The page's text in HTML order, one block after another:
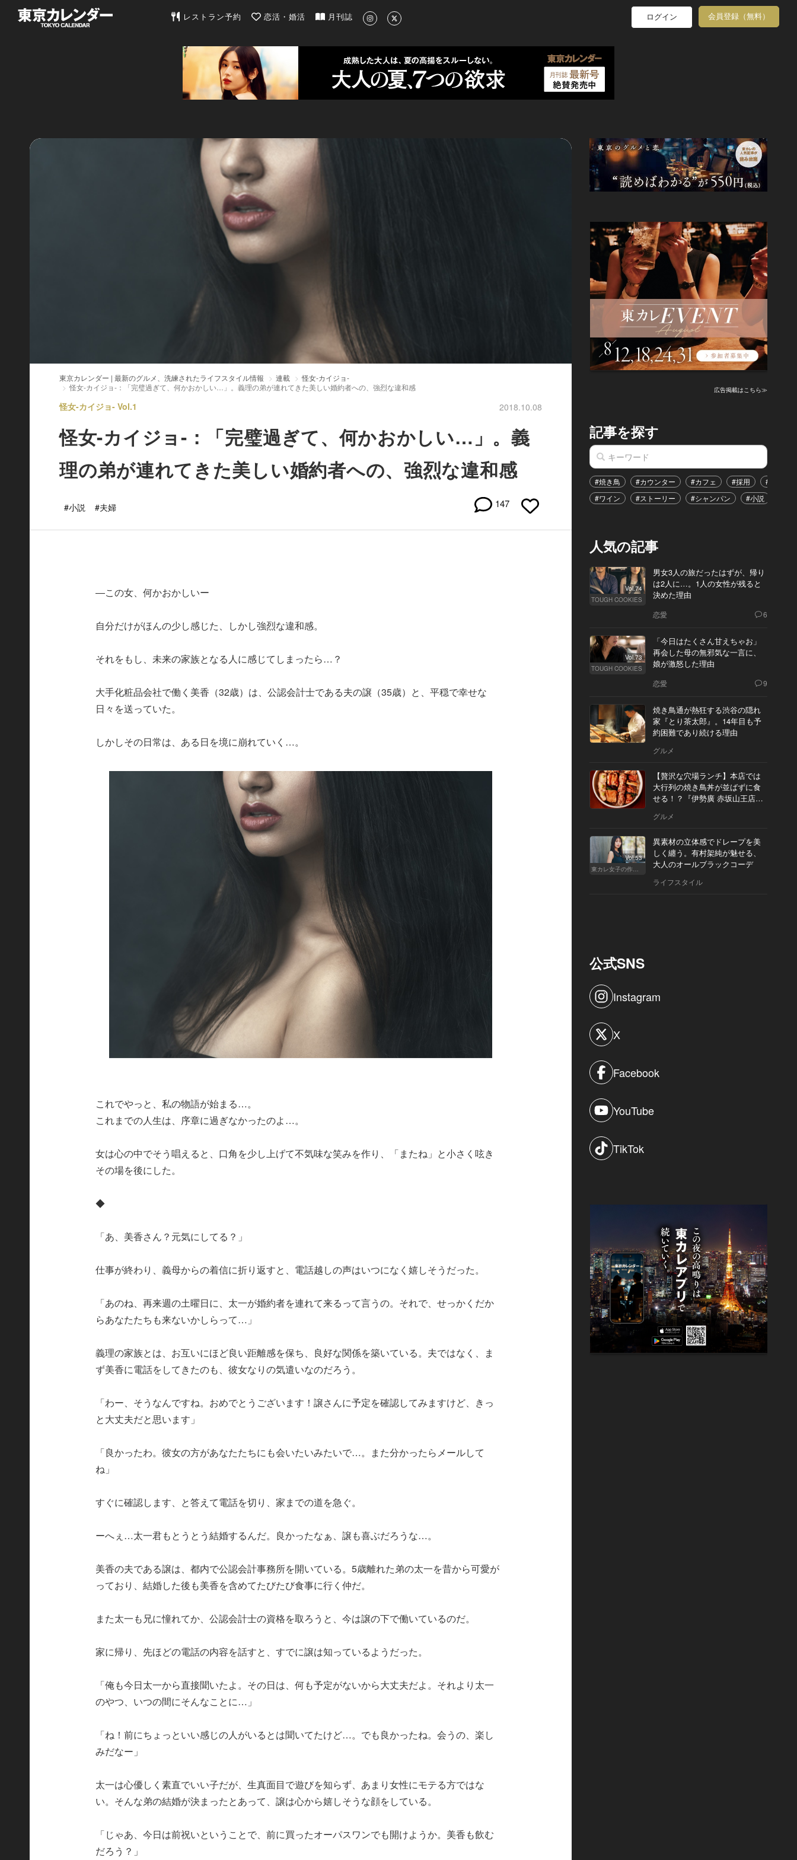
東京カレンダー | 最新のグルメ、洗練されたライフスタイル情報
レストラン予約 恋活・婚活 月刊誌 ログイン 会員登録（無料）
東京カレンダー | 最新のグルメ、洗練されたライフスタイル情報 連載
怪女-カイジョ-
怪女-カイジョ-：「完璧過ぎて、何かおかしい…」。義理の弟が連れてきた美しい婚約者への、強烈な違和感
怪女-カイジョ- Vol.1 2018.10.08
怪女-カイジョ-：「完璧過ぎて、何かおかしい…」。義
理の弟が連れてきた美しい婚約者への、強烈な違和感
#小説 #夫婦 147
―この女、何かおかしいー
自分だけがほんの少し感じた、しかし強烈な違和感。
それをもし、未来の家族となる人に感じてしまったら…？
大手化粧品会社で働く美香（32歳）は、公認会計士である夫の譲（35歳）と、平穏で幸せな
日々を送っていた。
しかしその日常は、ある日を境に崩れていく…。
これでやっと、私の物語が始まる…。
これまでの人生は、序章に過ぎなかったのよ…。
女は心の中でそう唱えると、口角を少し上げて不気味な笑みを作り、「またね」と小さく呟き
その場を後にした。
◆
「あ、美香さん？元気にしてる？」
仕事が終わり、義母からの着信に折り返すと、電話越しの声はいつになく嬉しそうだった。
「あのね、再来週の土曜日に、太一が婚約者を連れて来るって言うの。それで、せっかくだか
らあなたたちも来ないかしらって…」
義理の家族とは、お互いにほど良い距離感を保ち、良好な関係を築いている。夫ではなく、ま
ず美香に電話をしてきたのも、彼女なりの気遣いなのだろう。
「わー、そうなんですね。おめでとうございます！譲さんに予定を確認してみますけど、きっ
と大丈夫だと思います」
「良かったわ。彼女の方があなたたちにも会いたいみたいで…。また分かったらメールして
ね」
すぐに確認します、と答えて電話を切り、家までの道を急ぐ。
ーへぇ…太一君もとうとう結婚するんだ。良かったなぁ、譲も喜ぶだろうな…。
美香の夫である譲は、都内で公認会計事務所を開いている。5歳離れた弟の太一を昔から可愛が
っており、結婚した後も美香を含めてたびたび食事に行く仲だ。
また太一も兄に憧れてか、公認会計士の資格を取ろうと、今は譲の下で働いているのだ。
家に帰り、先ほどの電話の内容を話すと、すでに譲は知っているようだった。
「俺も今日太一から直接聞いたよ。その日は、何も予定がないから大丈夫だよ。それより太一
のやつ、いつの間にそんなことに…」
「ね！前にちょっといい感じの人がいるとは聞いてたけど…。でも良かったね。会うの、楽し
みだなー」
太一は心優しく素直でいい子だが、生真面目で遊びを知らず、あまり女性にモテる方ではな
い。そんな弟の結婚が決まったとあって、譲は心から嬉しそうな顔をしている。
「じゃあ、今日は前祝いということで、前に買ったオーパスワンでも開けようか。美香も飲む
だろう？」
広告掲載はこちら≫
記事を探す
#焼き鳥 #カウンター #カフェ #採用
#恋愛
#ワイン
#ストーリー #シャンパン #小説
人気の記事
Vol.74
TOUGH COOKIES
男女3人の旅だったはずが、帰り
は2人に…。1人の女性が残ると
決めた理由
恋愛 6
Vol.73
TOUGH COOKIES
「今日はたくさん甘えちゃお」
再会した母の無邪気な一言に、
娘が激怒した理由
恋愛 9
焼き鳥通が熱狂する渋谷の隠れ
家『とり茶太郎』。14年目も予
約困難であり続ける理由
グルメ
【贅沢な穴場ランチ】本店では
大行列の焼き鳥丼が並ばずに食
せる！？『伊勢廣 赤坂山王店』
グルメ
Vol.53
東カレ女子の作り方
異素材の立体感でドレープを美
しく纏う。有村架純が魅せる、
大人のオールブラックコーデ
ライフスタイル
公式SNS
Instagram
X
Facebook
YouTube
TikTok